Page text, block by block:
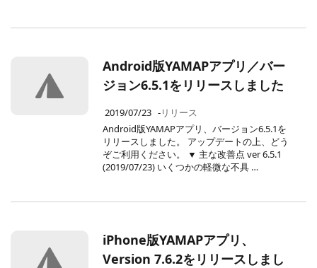
Android版YAMAPアプリ／バー
ジョン6.5.1をリリースしました
2019/07/23 -リリース
Android版YAMAPアプリ、バージョン6.5.1を
リリースしました。 アップデートの上、どう
ぞご利用ください。 ▼ 主な改善点 ver 6.5.1
(2019/07/23) いくつかの軽微な不具 …
iPhone版YAMAPアプリ、
Version 7.6.2をリリースしまし